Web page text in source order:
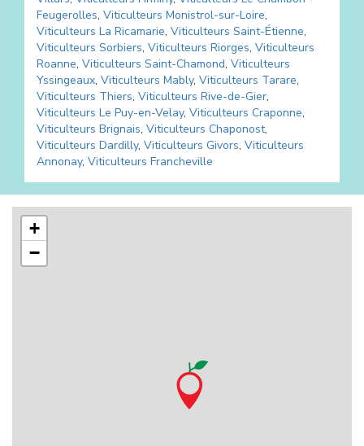
Feugerolles, Viticulteurs Monistrol-sur-Loire,
Viticulteurs La Ricamarie, Viticulteurs Saint-Étienne,
Viticulteurs Sorbiers, Viticulteurs Riorges, Viticulteurs
Roanne, Viticulteurs Saint-Chamond, Viticulteurs
Yssingeaux, Viticulteurs Mably, Viticulteurs Tarare,
Viticulteurs Thiers, Viticulteurs Rive-de-Gier,
Viticulteurs Le Puy-en-Velay, Viticulteurs Craponne,
Viticulteurs Brignais, Viticulteurs Chaponost,
Viticulteurs Dardilly, Viticulteurs Givors, Viticulteurs
Annonay, Viticulteurs Francheville
+
−